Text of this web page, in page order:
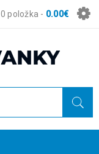
0 položka - 0.00€